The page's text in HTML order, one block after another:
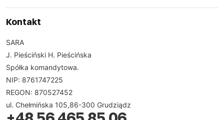
Kontakt
SARA
J. Pieściński H. Pieścińska
Spółka komandytowa.
NIP: 8761747225
REGON: 870527452
ul. Chełmińska 105,86-300 Grudziądz